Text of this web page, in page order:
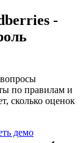
-
по правилам и
сколько оценок
демо